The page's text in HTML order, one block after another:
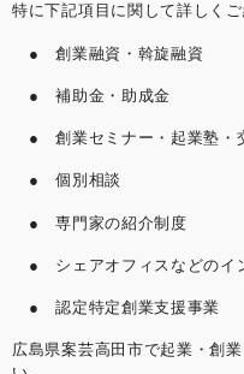
特に下記項目に関して詳しくご
● 創業融資・斡旋融資
● 補助金・助成金
● 創業セミナー・起業塾・
● 個別相談
● 専門家の紹介制度
● シェアオフィスなどのイ
● 認定特定創業支援事業
広島県案芸高田市で起業・創